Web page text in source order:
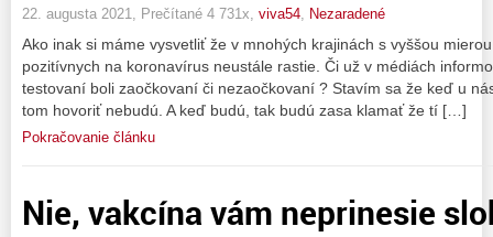
22. augusta 2021, Prečítané 4 731x, viva54 Nezaradené
Ako inak si máme vysvetliť že v mnohých krajinách s vyššou
pozitívnych na koronavírus neustále rastie. Či už v médiách
testovaní boli zaočkovaní či nezaočkovaní ? Stavím sa že keď u
tom hovoriť nebudú. A keď budú, tak budú zasa klamať že tí […]
Pokračovanie článku
Nie, vakcína vám neprinesie